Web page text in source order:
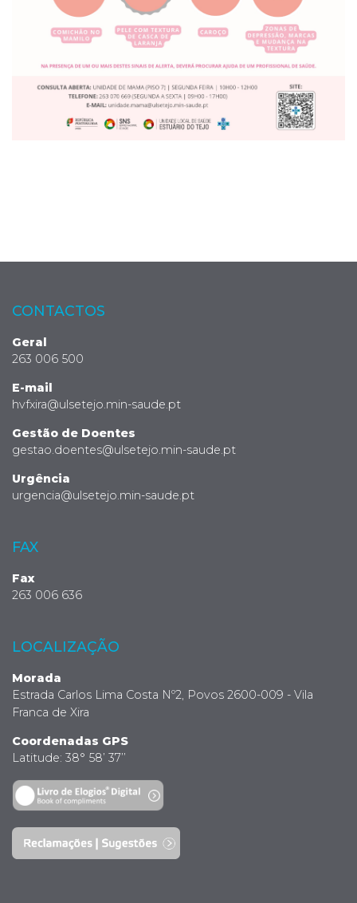
CONTACTOS
Geral
263 006 500
E-mail
hvfxira@ulsetejo.min-saude.pt
Gestão de Doentes
gestao.doentes@ulsetejo.min-saude.pt
Urgência
urgencia@ulsetejo.min-saude.pt
FAX
Fax
263 006 636
LOCALIZAÇÃO
Morada
Estrada Carlos Lima Costa Nº2, Povos 2600-009 - Vila
Franca de Xira
Coordenadas GPS
Latitude: 38° 58’ 37’’